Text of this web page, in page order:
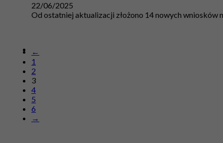
22/06/2025
Od ostatniej aktualizacji złożono 14 nowych wniosków
←
1
2
3
4
5
6
→